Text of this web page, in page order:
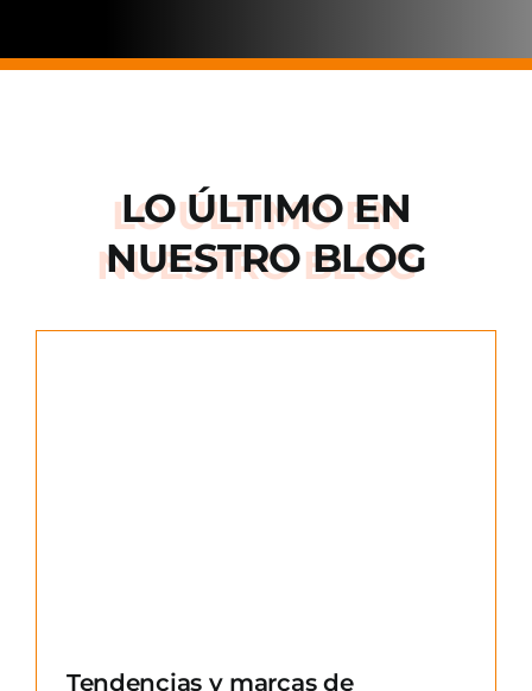
LO ÚLTIMO EN
NUESTRO BLOG
Tendencias y marcas de